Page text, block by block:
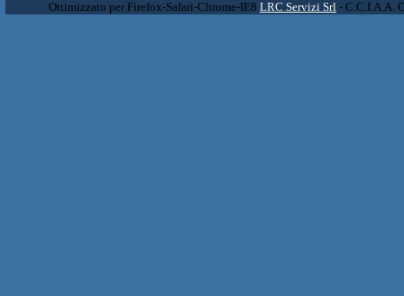
Ottimizzato per Firefox-Safari-Chrome-IE8 LRC Servizi Srl - C.C.I.A.A.